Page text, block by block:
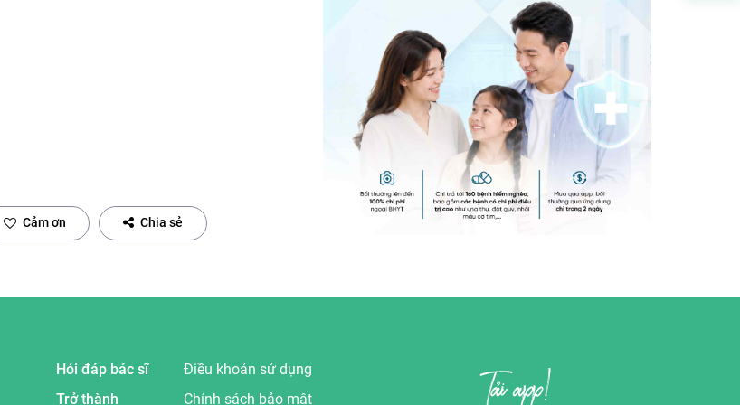
Cảm ơn Chia sẻ
Hỏi đáp bác sĩ
Trở thành
Điều khoản sử dụng
Chính sách bảo mật